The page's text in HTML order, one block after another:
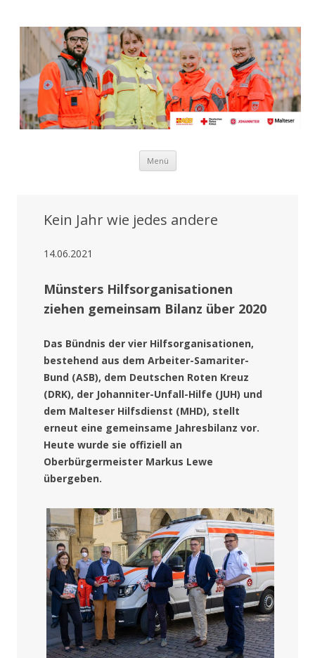
Bündnis der Hilfsorganisationen
für Münster
Eine Initiative von ASB, DRK, Johannitern und Maltesern
Menü Zum Inhalt springen
Kein Jahr wie jedes andere
14.06.2021
Münsters Hilfsorganisationen
ziehen gemeinsam Bilanz über 2020
Das Bündnis der vier Hilfsorganisationen,
bestehend aus dem Arbeiter-Samariter-
Bund (ASB), dem Deutschen Roten Kreuz
(DRK), der Johanniter-Unfall-Hilfe (JUH) und
dem Malteser Hilfsdienst (MHD), stellt
erneut eine gemeinsame Jahresbilanz vor.
Heute wurde sie offiziell an
Oberbürgermeister Markus Lewe
übergeben.